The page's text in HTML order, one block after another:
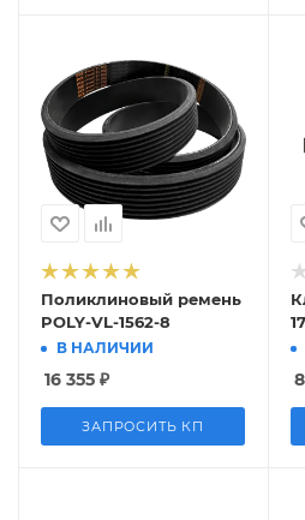
Поликлиновый ремень
POLY-VL-1562-8
В НАЛИЧИИ
16 355 ₽
ЗАПРОСИТЬ КП